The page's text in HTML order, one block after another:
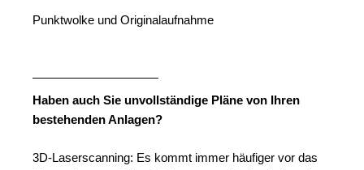
Punktwolke und Originalaufnahme
Haben auch Sie unvollständige Pläne von Ihren
bestehenden Anlagen?
3D-Laserscanning: Es kommt immer häufiger vor das